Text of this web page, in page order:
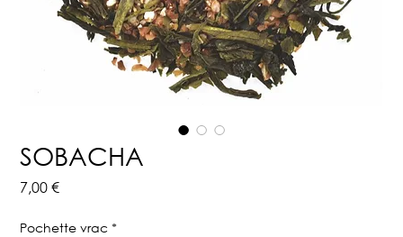
SOBACHA
7,00 €Prix
Pochette vrac *